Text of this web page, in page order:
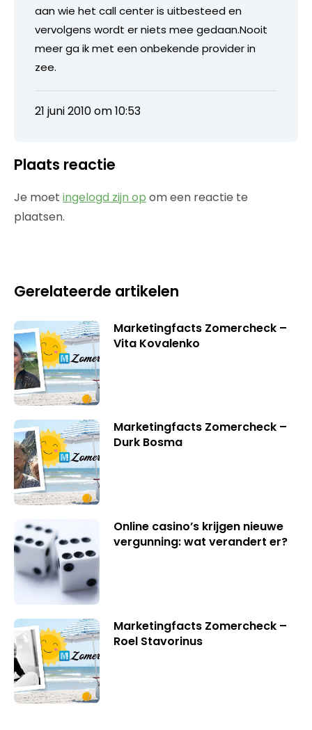
aan wie het call center is uitbesteed en
vervolgens wordt er niets mee gedaan.Nooit
meer ga ik met een onbekende provider in
zee.
21 juni 2010 om 10:53
Plaats reactie
Je moet ingelogd zijn op om een reactie te
plaatsen.
Gerelateerde artikelen
Marketingfacts Zomercheck –
Vita Kovalenko
Marketingfacts Zomercheck –
Durk Bosma
Online casino’s krijgen nieuwe
vergunning: wat verandert er?
Marketingfacts Zomercheck –
Roel Stavorinus